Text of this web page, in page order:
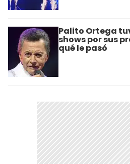
Palito Ortega
shows por sus
qué le pasó